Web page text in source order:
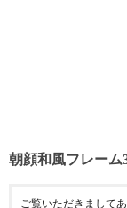
朝顔和風フレーム
ご覧いただきまして